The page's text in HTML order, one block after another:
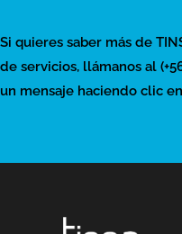
Si quieres saber más de
de servicios, llámanos al
un mensaje haciendo clic